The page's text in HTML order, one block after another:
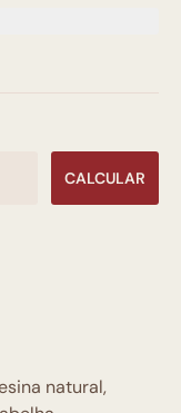
CALCULAR
natural,